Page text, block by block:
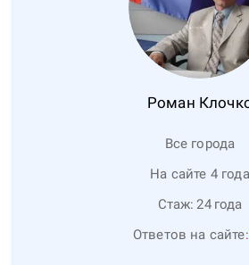
Роман
Все города
На сайте 4 года
Стаж: 24 года
Ответов на сайте: